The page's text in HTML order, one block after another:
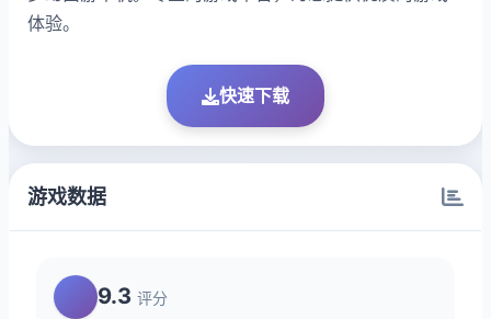
体验。
快速下载
游戏数据
9.3 评分